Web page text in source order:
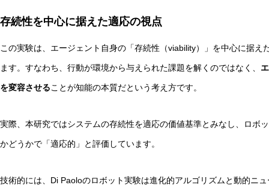
存続性を中心に据えた適応の視点
この実験は、エージェント自身の「存続性（viability）」を中心に据
ます。すなわち、行動が環境から与えられた課題を解くのではなく、
を変容させることが知能の本質だという考え方です。
実際、本研究ではシステムの存続性を適応の価値基準とみなし、ロボ
かどうかで「適応的」と評価しています。
技術的には、Di Paoloのロボット実験は進化的アルゴリズムと動的ニ